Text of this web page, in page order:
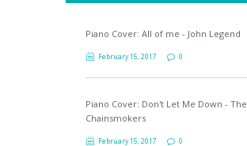
Piano Cover: All of me - John Legend
February 15, 2017 0
Piano Cover: Don't Let Me Down - The
Chainsmokers
February 15, 2017 0